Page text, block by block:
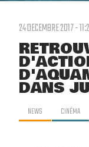
24 DECEMBRE 2017 -
DANS
NEWS CINÉMA